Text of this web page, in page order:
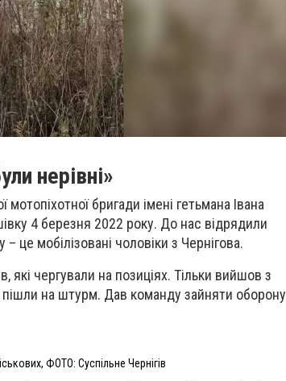
нерівні»
бригади імені гетьмана Івана
4 березня 2022 року. До нас відрядили
це мобілізовані чоловіки з Чернігова.
які чергували на позиціях. Тільки вийшов з
пішли на штурм. Дав команду зайняти оборону
ФОТО: Суспільне Чернігів